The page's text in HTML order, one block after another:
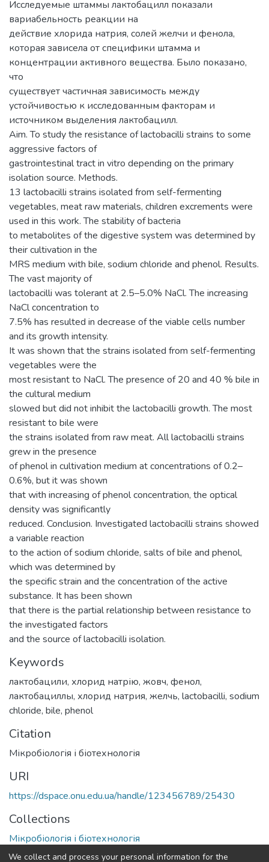
Исследуемые штаммы лактобацилл показали
вариабельность реакции на
действие хлорида натрия, солей желчи и фенола,
которая зависела от специфики штамма и
концентрации активного вещества. Было показано,
что
существует частичная зависимость между
устойчивостью к исследованным факторам и
источником выделения лактобацилл.
Aim. To study the resistance of lactobacilli strains to some
aggressive factors of
gastrointestinal tract in vitro depending on the primary
isolation source. Methods.
13 lactobacilli strains isolated from self-fermenting
vegetables, meat raw materials, children excrements were
used in this work. The stability of bacteria
to metabolites of the digestive system was determined by
their cultivation in the
MRS medium with bile, sodium chloride and phenol. Results.
The vast majority of
lactobacilli was tolerant at 2.5–5.0% NaCl. The increasing
NaCl concentration to
7.5% has resulted in decrease of the viable cells number
and its growth intensity.
It was shown that the strains isolated from self-fermenting
vegetables were the
most resistant to NaCl. The presence of 20 and 40 % bile in
the cultural medium
slowed but did not inhibit the lactobacilli growth. The most
resistant to bile were
the strains isolated from raw meat. All lactobacilli strains
grew in the presence
of phenol in cultivation medium at concentrations of 0.2–
0.6%, but it was shown
that with increasing of phenol concentration, the optical
density was significantly
reduced. Conclusion. Investigated lactobacilli strains showed
a variable reaction
to the action of sodium chloride, salts of bile and phenol,
which was determined by
the specific strain and the concentration of the active
substance. It has been shown
that there is the partial relationship between resistance to
the investigated factors
and the source of lactobacilli isolation.
Keywords
лактобацили, хлорид натрію, жовч, фенол,
лактобациллы, хлорид натрия, желчь, lactobacilli, sodium
chloride, bile, phenol
Citation
Мікробіологія і біотехнологія
URI
https://dspace.onu.edu.ua/handle/123456789/25430
Collections
Мікробіологія і біотехнологія
We collect and process your personal information for the